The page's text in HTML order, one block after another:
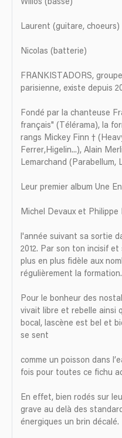
Willos (basse)
Laurent (guitare, choeurs)
Nicolas (batterie)
FRANKISTADORS,
parisienne, existe depuis
Fondé par la chanteuse Franka, "marraine du rock'n roll
français" (Télérama), la
rangs Mickey Finn † (Heavy Metals Kids, Humble Pie, Nino
Ferrer,Higelin...), Alain
Lemarchand (Parabellum,
Leur premier album Une
Michel Devaux et Philippe
l'année suivant sa sortie dans la revue Rock'n
2012. Par son ton incisif et suggestif, il fédère un public de
plus en plus fidèle aux nombreux concerts que donne
régulièrement la formation.
Pour le bonheur des
vivait libre et rebelle ainsi
bocal, lascène est bel et bien
se sent
comme un poisson dans l’eau à condition de renverser une
fois pour
En effet, bien rodés sur leurs partoches, le groupe groove
grave au delà des
énergiques un brin décalé.